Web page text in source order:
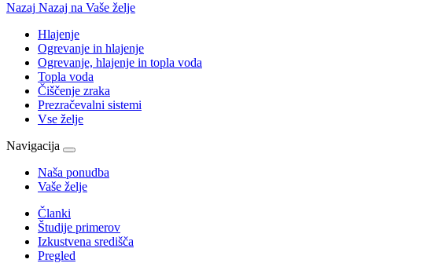
Nazaj Nazaj na Vaše želje
Hlajenje
Ogrevanje in hlajenje
Ogrevanje, hlajenje in topla voda
Topla voda
Čiščenje zraka
Prezračevalni sistemi
Vse želje
Navigacija
Naša ponudba
Vaše želje
Članki
Študije primerov
Izkustvena središča
Pregled